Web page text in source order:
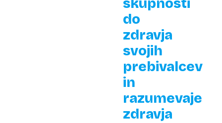
skupnosti
do
zdravja
svojih
prebivalcev
in
razumevaje
zdravja